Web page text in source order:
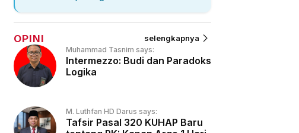
OPINI selengkapnya
Muhammad Tasnim says:
Intermezzo: Budi dan Paradoks
Logika
M. Luthfan HD Darus says:
Tafsir Pasal 320 KUHAP Baru